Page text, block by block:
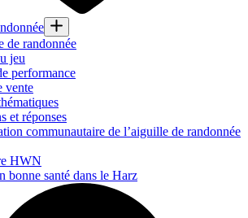
de randonnée
jeu
performance
vente
et réponses
communautaire de l’aiguille de randonnée
HWN
bonne santé dans le Harz